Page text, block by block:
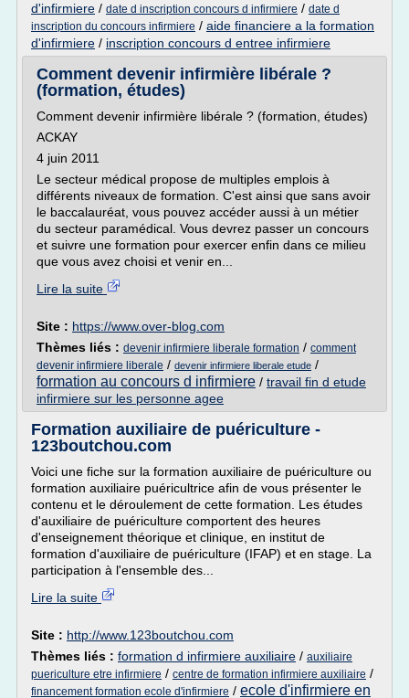
d'infirmiere / date d inscription concours d infirmiere / date d
inscription du concours infirmiere / aide financiere a la formation
d'infirmiere / inscription concours d entree infirmiere
Comment devenir infirmière libérale ?
(formation, études)
Comment devenir infirmière libérale ? (formation, études)
ACKAY
4 juin 2011
Le secteur médical propose de multiples emplois à
différents niveaux de formation. C'est ainsi que sans avoir
le baccalauréat, vous pouvez accéder aussi à un métier
du secteur paramédical. Vous devrez passer un concours
et suivre une formation pour exercer enfin dans ce milieu
que vous avez choisi et venir en...
Lire la suite
Site : https://www.over-blog.com
Thèmes liés : devenir infirmiere liberale formation / comment
devenir infirmiere liberale / devenir infirmiere liberale etude /
formation au concours d infirmiere / travail fin d etude
infirmiere sur les personne agee
Formation auxiliaire de puériculture -
123boutchou.com
Voici une fiche sur la formation auxiliaire de puériculture ou
formation auxiliaire puéricultrice afin de vous présenter le
contenu et le déroulement de cette formation. Les études
d'auxiliaire de puériculture comportent des heures
d'enseignement théorique et clinique, en institut de
formation d'auxiliaire de puériculture (IFAP) et en stage. La
participation à l'ensemble des...
Lire la suite
Site : http://www.123boutchou.com
Thèmes liés : formation d infirmiere auxiliaire / auxiliaire
puericulture etre infirmiere / centre de formation infirmiere auxiliaire /
financement formation ecole d'infirmiere / ecole d'infirmiere en